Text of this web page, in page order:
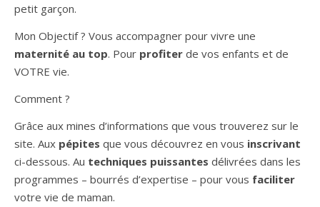
petit garçon.
Mon Objectif ? Vous accompagner pour vivre une
maternité au top. Pour profiter de vos enfants et de
VOTRE vie.
Comment ?
Grâce aux mines d’informations que vous trouverez sur le
site. Aux pépites que vous découvrez en vous inscrivant
ci-dessous. Au techniques puissantes délivrées dans les
programmes – bourrés d’expertise – pour vous faciliter
votre vie de maman.